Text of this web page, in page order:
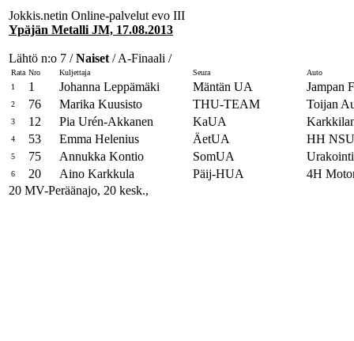
Jokkis.netin Online-palvelut evo III
Ypäjän Metalli JM, 17.08.2013
Lähtö n:o 7 /Naiset / A-Finaali /
Rata Nro Kuljettaja Seura
Auto
1
1 Johanna Leppämäki Mäntän UA Jampan
2 76 Marika Kuusisto THU-TEAM Toijan
3 12 Pia Urén-Akkanen KaUA
4 53 Emma Helenius ÄetUA HH NSU
5 75 Annukka Kontio SomUA
6 20 Aino Karkkula Päij-HUA
4H
20 MV-Peräänajo, 20 kesk.,